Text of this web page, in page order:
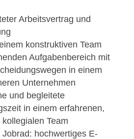
Arbeitsvertrag und
konstruktiven Team
Aufgabenbereich mit
in einem
Unternehmen
und begleitete
in einem erfahrenen,
Team
hochwertiges E-